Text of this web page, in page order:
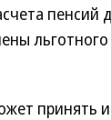
принять